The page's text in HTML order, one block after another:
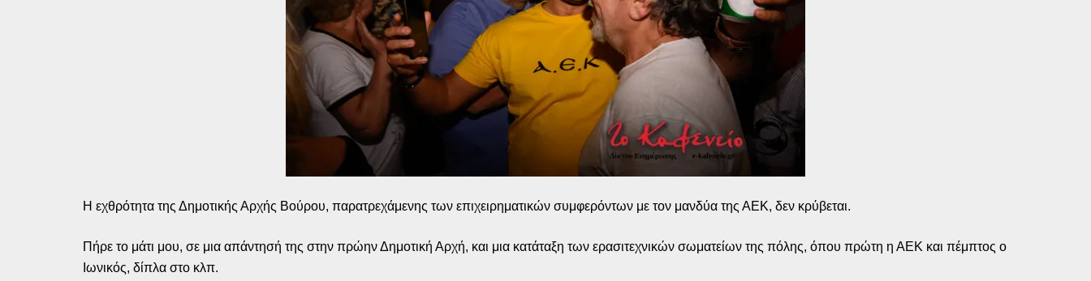
Η εχθρότητα της Δημοτικής Αρχής Βούρου, παρατρεχάμενης των επιχειρηματικών συμφερόντων με τον μανδύα της ΑΕΚ, δεν κρύβεται.
Πήρε το μάτι μου, σε μια απάντησή της στην πρώην Δημοτική Αρχή, και μια κατάταξη των ερασιτεχνικών σωματείων της πόλης, όπου πρώτη η ΑΕΚ και πέμπτος ο
Ιωνικός, δίπλα στο κλπ.